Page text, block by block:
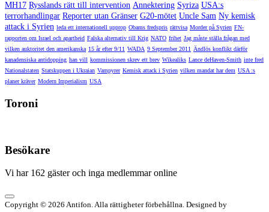
MH17 Rysslands rätt till intervention Annektering Syriza USA:s
terrorhandlingar Reporter utan Gränser G20-mötet Uncle Sam Ny kemisk
attack i Syrien leda ett internationell upprop Obams fredspris rättvisa Morder på Syrien FN-
rapporten om Israel och apartheid Falska alternativ till Krig NATO frihet Jag måste ställa frågan med
vilken auktoritet den amerikanska 15 år efter 9/11 WADA 9 September 2011 Ändlös konflikt därför
kanadensiska antidopping han vill kommissionen skrev ett brev Wikealiks Lance deHaven-Smith inte fred
Nationalstaten Statskuppen i Ukraian Vampyrer Kemisk attack i Syrien vilken mandat har dem USA :s
planer kräver Modern Imperialism USA
Toroni
Besökare
Vi har 162 gäster och inga medlemmar online
Copyright © 2026 Antifon. Alla rättigheter förbehållna. Designed by